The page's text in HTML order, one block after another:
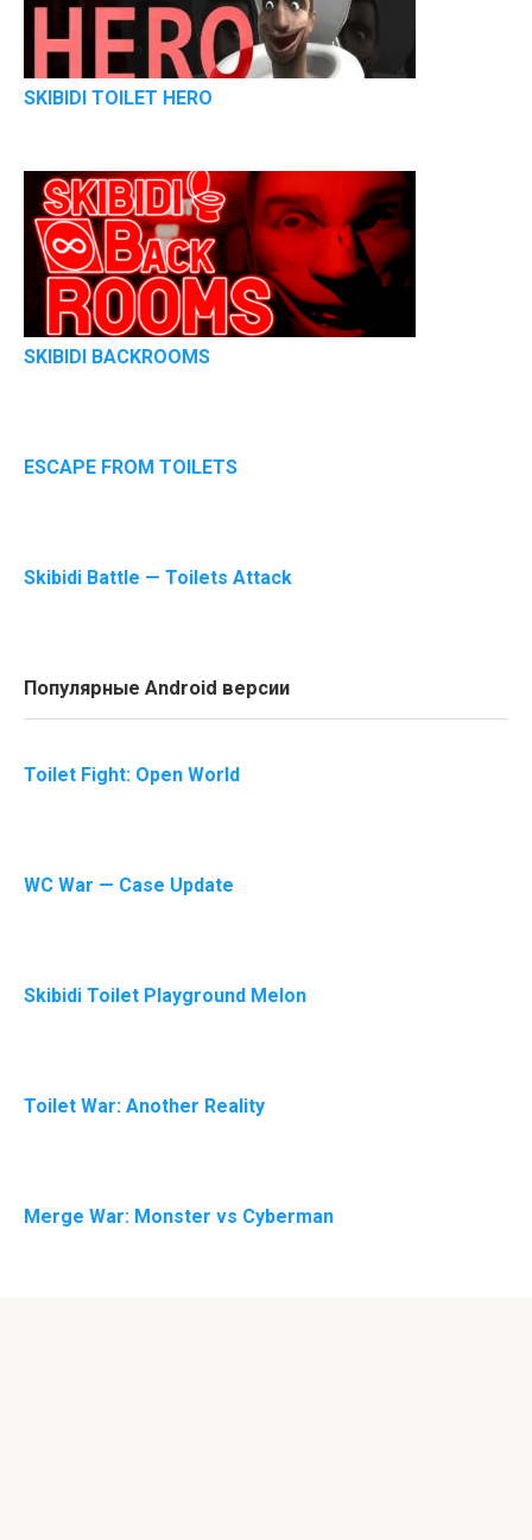
SKIBIDI TOILET HERO
SKIBIDI BACKROOMS
ESCAPE FROM TOILETS
Skibidi Battle — Toilets Attack
Популярные Android версии
Toilet Fight: Open World
WC War — Case Update
Skibidi Toilet Playground Melon
Toilet War: Another Reality
Merge War: Monster vs Cyberman